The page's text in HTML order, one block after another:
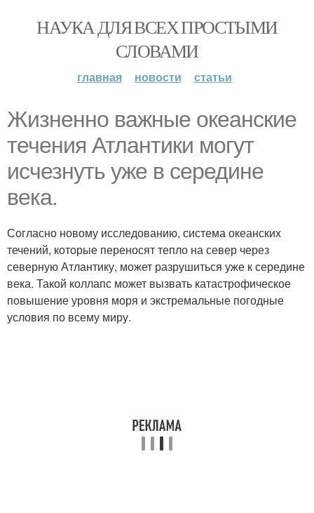
НАУКА ДЛЯ ВСЕХ ПРОСТЫМИ
СЛОВАМИ
главная новости статьи
Жизненно важные океанские
течения Атлантики могут
исчезнуть уже в середине
века.
Согласно новому исследованию, система океанских
течений, которые переносят тепло на север через
северную Атлантику, может разрушиться уже к середине
века. Такой коллапс может вызвать катастрофическое
повышение уровня моря и экстремальные погодные
условия по всему миру.